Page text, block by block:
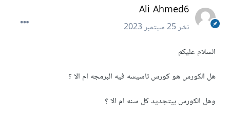
Ali Ahmed6
نشر25 سبتمبر 2023
السلام عليكم
هل الكورس هو كورس تاسيسه فيه البرمجه ام الا ؟
وهل الكورس بيتجديد كل سنه ام الا ؟